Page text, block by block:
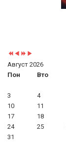
Август 2026
Пон
Вто
3
4
10
11
17
18
24
25
31